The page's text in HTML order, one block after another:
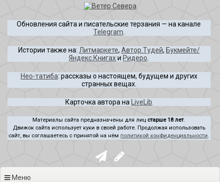
содержимому
Обновления сайта и писательские терзания — на канале
Telegram
Истории также на: Литмаркете, Автор.Тудей, Букмейте/
Яндекс.Книгахи Ридеро
Нео-татиба: рассказы о настоящем, будущем и других
странных вещах.
Карточка автора на LiveLib
Материалы сайта предназначены для лиц старше 18 лет.
Движок сайта использует куки в своей работе. Продолжая использовать
сайт, вы соглашаетесь с принятой на нём политикой конфиденциальности.
Меню